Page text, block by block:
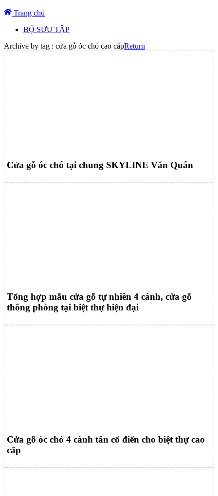
Trang chủ
BỘ SƯU TẬP
Archive by tag : cửa gỗ óc chó cao cấpReturn
Cửa gỗ óc chó tại chung SKYLINE Văn Quán
Tổng hợp mẫu cửa gỗ tự nhiên 4 cánh, cửa gỗ
thông phòng tại biệt thự hiện đại
Cửa gỗ óc chó 4 cánh tân cổ điển cho biệt thự cao
cấp